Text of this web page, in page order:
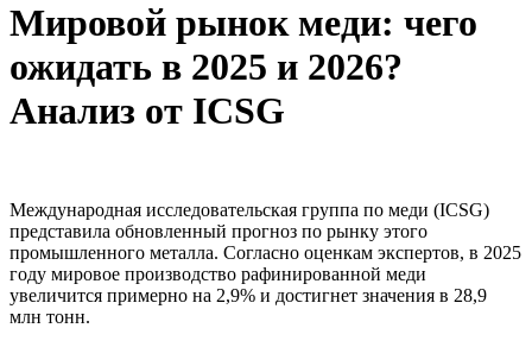
Мировой рынок меди: чего
ожидать в 2025 и 2026?
Анализ от ICSG
Международная исследовательская группа по меди (ICSG)
представила обновленный прогноз по рынку этого
промышленного металла. Согласно оценкам экспертов, в 2025
году мировое производство рафинированной меди
увеличится примерно на 2,9% и достигнет значения в 28,9
млн тонн.